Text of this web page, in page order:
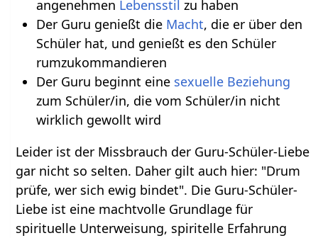
angenehmen Lebensstil zu haben
Der Guru genießt die Macht, die er über den
Schüler hat, und genießt es den Schüler
rumzukommandieren
Der Guru beginnt eine sexuelle Beziehung
zum Schüler/in, die vom Schüler/in nicht
wirklich gewollt wird
Leider ist der Missbrauch der Guru-Schüler-Liebe
gar nicht so selten. Daher gilt auch hier: "Drum
prüfe, wer sich ewig bindet". Die Guru-Schüler-
Liebe ist eine machtvolle Grundlage für
spirituelle Unterweisung, spiritelle Erfahrung